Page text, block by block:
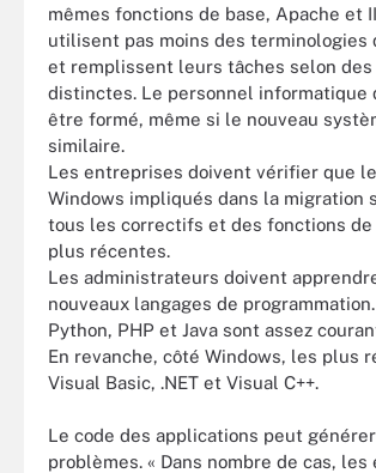
mêmes fonctions de base, Apache et
utilisent pas moins des
et remplissent leurs tâches selon des
distinctes. Le personnel informatique
être formé, même si le nouveau
similaire.
Les entreprises doivent vérifier que
Windows impliqués dans la migration
tous les correctifs et des fonctions
plus récentes.
Les administrateurs doivent
nouveaux langages de
Python, PHP et Java sont assez
En revanche, côté Windows, les plus
Visual Basic, .NET et Visual C++.
Le code des applications peut
problèmes. « Dans nombre de cas,